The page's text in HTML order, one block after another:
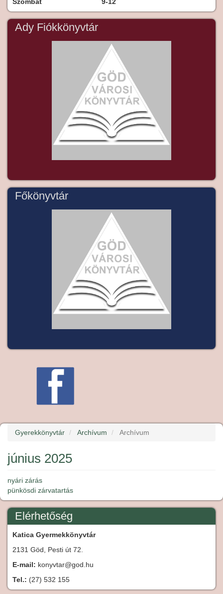
Ady Fiókkönyvtár
Főkönyvtár
Gyerekkönyvtár Archívum Archívum
június 2025
nyári zárás
pünkösdi zárvatartás
Elérhetőség
Katica Gyermekkönyvtár
2131 Göd, Pesti út 72.
E-mail: konyvtar@god.hu
Tel.: (27) 532 155